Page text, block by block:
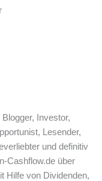
Investor,
Lesender,
und definitiv
Cashflow.de über
Hilfe von Dividenden,